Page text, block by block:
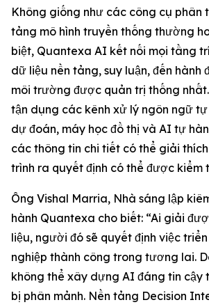
Không giống như các công cụ phân
tảng mô hình truyền thống thường
biệt, Quantexa AI kết nối mọi tầng
dữ liệu nền tảng, suy luận, đến hành
môi trường được quản trị thống
tận dụng các kênh xử lý ngôn ngữ tự
dự đoán, máy học đồ thị và AI tự
các thông tin chi tiết có thể giải
trình ra quyết định có thể được kiểm
Ông Vishal Marria, Nhà sáng lập
hành Quantexa cho biết: “Ai giải
liệu, người đó sẽ quyết định việc
nghiệp thành công trong tương lai.
không thể xây dựng AI đáng tin cậy
bị phân mảnh. Nền tảng Decision